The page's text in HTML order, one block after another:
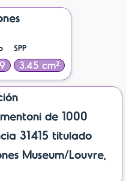
SPP
3.45 cm²
de 1000
31415 titulado
Museum/Louvre,